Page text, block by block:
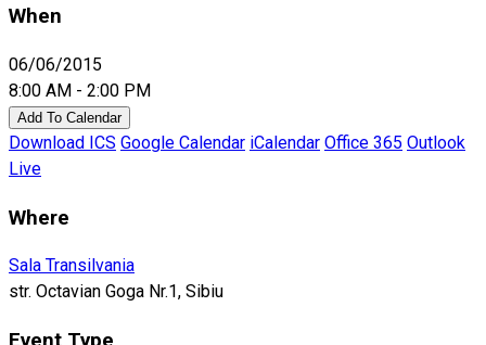
When
06/06/2015
8:00 AM - 2:00 PM
Add To Calendar
Download ICS Google Calendar iCalendar Office 365 Outlook
Live
Where
Sala Transilvania
str. Octavian Goga Nr.1, Sibiu